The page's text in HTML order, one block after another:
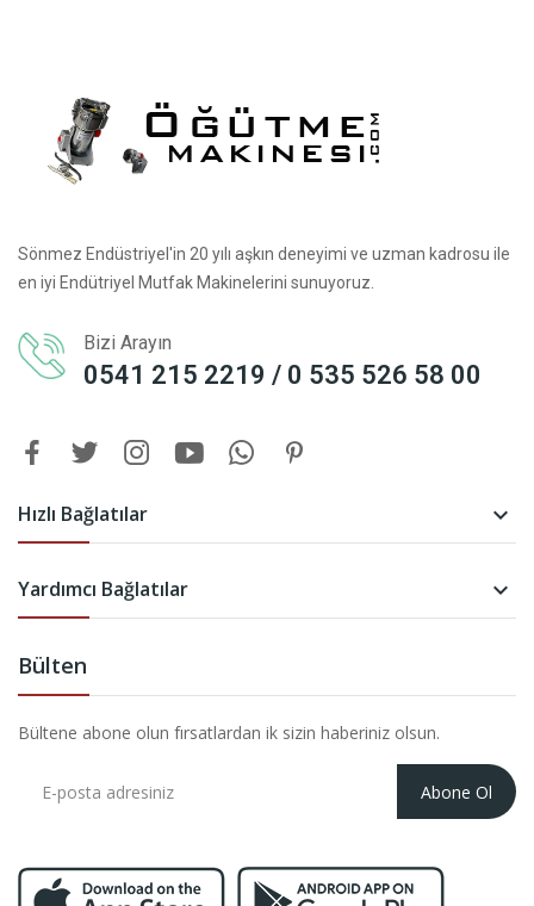
Sönmez Endüstriyel'in 20 yılı aşkın deneyimi ve uzman kadrosu ile
en iyi Endütriyel Mutfak Makinelerini sunuyoruz.
Bizi Arayın
0541 215 2219 / 0 535 526 58 00
Hızlı Bağlatılar 
Yardımcı Bağlatılar 
Bülten
Bültene abone olun fırsatlardan ik sizin haberiniz olsun.
Abone Ol